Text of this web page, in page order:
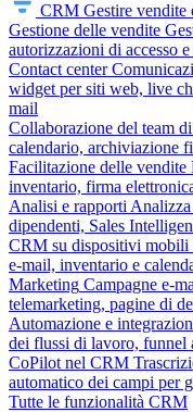
CRM Gestire vendite
Gestione delle vendite
autorizzazioni di accesso
Contact center
widget per siti web, live
mail
Collaborazione del team
calendario, archiviazione
Facilitazione delle vendite
inventario, firma
Analisi e rapporti
dipendenti, Sales
CRM su dispositivi mobili
e-mail, inventario e
Marketing Campagne e-
telemarketing, pagine di
Automazione e
dei flussi di lavoro, funnel
CoPilot nel CRM
automatico dei campi per
Tutte le funzionalità CRM